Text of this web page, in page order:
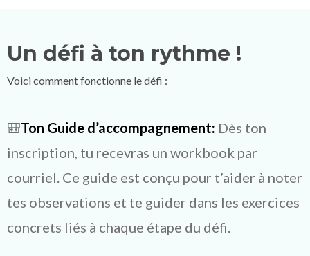
Un défi à ton rythme !
Voici comment fonctionne le défi :
🎒Ton Guide d’accompagnement: Dès ton
inscription, tu recevras un workbook par
courriel. Ce guide est conçu pour t’aider à noter
tes observations et te guider dans les exercices
concrets liés à chaque étape du défi.